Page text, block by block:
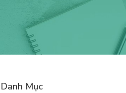
Danh Mục